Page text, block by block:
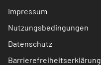
Impressum
Nutzungsbedingungen
Datenschutz
Barrierefreiheitserklärung